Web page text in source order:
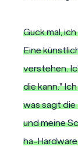
Guck mal,
Eine
verstehen.
die kann."
was sagt die
und meine
ha-